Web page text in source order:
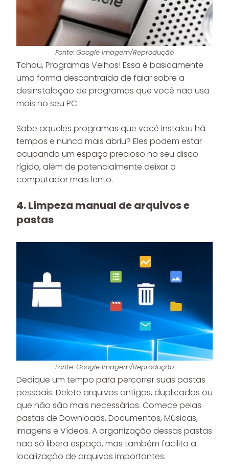
Fonte: Google Imagem/Reprodução
Tchau, Programas Velhos! Essa é basicamente
uma forma descontraída de falar sobre a
desinstalação de programas que você não usa
mais no seu PC.
Sabe aqueles programas que você instalou há
tempos e nunca mais abriu? Eles podem estar
ocupando um espaço precioso no seu disco
rígido, além de potencialmente deixar o
computador mais lento.
4. Limpeza manual de arquivos e
pastas
Fonte: Google Imagem/Reprodução
Dedique um tempo para percorrer suas pastas
pessoais. Delete arquivos antigos, duplicados ou
que não são mais necessários. Comece pelas
pastas de Downloads, Documentos, Músicas,
Imagens e Vídeos. A organização dessas pastas
não só libera espaço, mas também facilita a
localização de arquivos importantes.